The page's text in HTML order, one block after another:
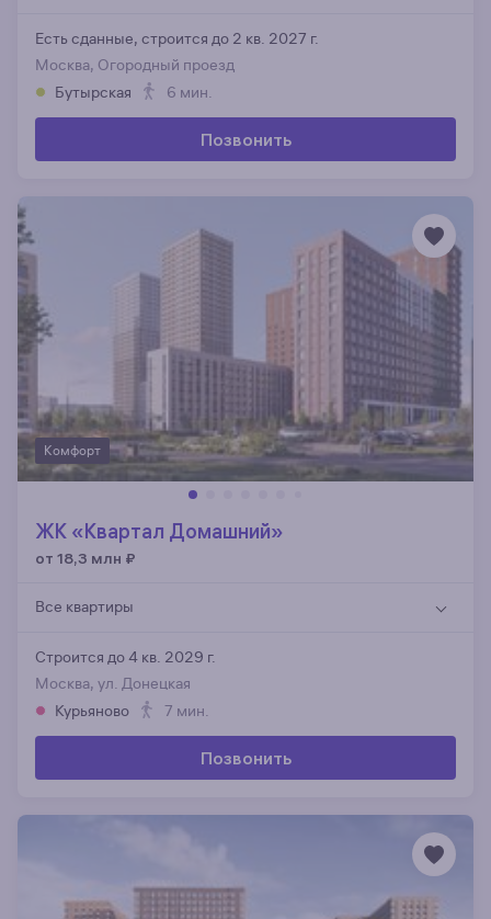
Есть сданные, строится до 2 кв. 2027 г.
Москва, Огородный проезд
Бутырская
6 мин.
Позвонить
Комфорт
ЖК «Квартал Домашний»
от 18,3 млн ₽
Все квартиры
Строится до 4 кв. 2029 г.
Москва, ул. Донецкая
Курьяново
7 мин.
Позвонить